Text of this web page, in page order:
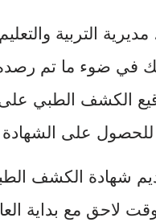
التربية والتعليم
في ضوء ما تم
الكشف الطبي
شهادة الكشف
وقت لاحق مع بداية